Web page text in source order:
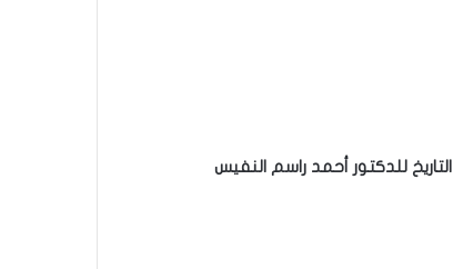
للدكتور أحمد راسم النفيس